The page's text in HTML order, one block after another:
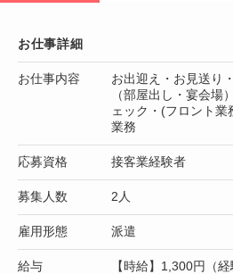
お仕事詳細
お仕事内容
お出迎え・お見送り
（部屋出し・宴会場
ェック・(フロント
業務
応募資格 接客業経験者
募集人数 2人
雇用形態 派遣
給与
【時給】1,300円（